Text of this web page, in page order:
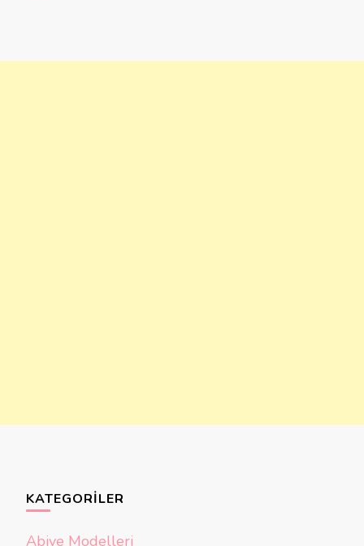
KATEGORILER
Abiye Modelleri